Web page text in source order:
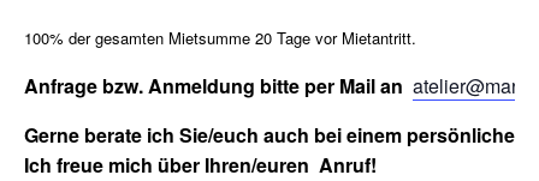
100% der gesamten Mietsumme 20 Tage vor Mietantritt.
Anfrage bzw. Anmeldung bitte per Mail an
Gerne berate ich Sie/euch auch bei einem persönlichen
Ich freue mich über Ihren/euren Anruf!